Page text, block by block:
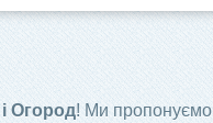
Огород! Ми пропонуємо